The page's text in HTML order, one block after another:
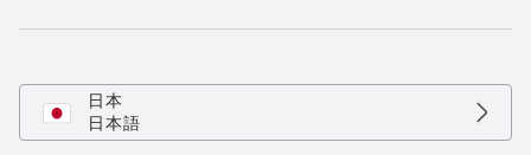
日本
日本語